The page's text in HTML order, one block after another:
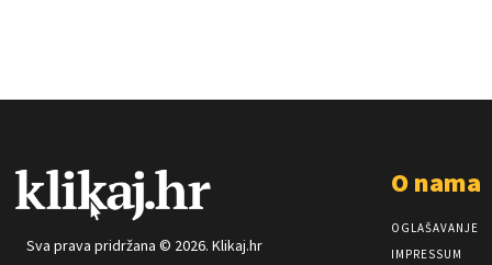
Sva prava pridržana © 2026. Klikaj.hr
O nama
OGLAŠAVANJE
IMPRESSUM